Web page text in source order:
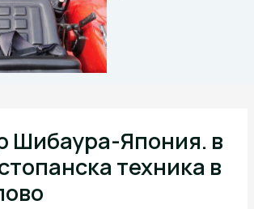
Шибаура-Япония. в
техника в